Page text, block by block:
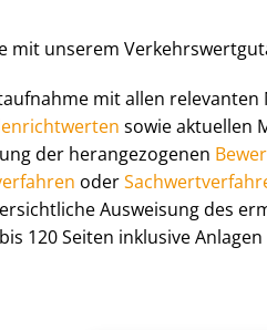
mit unserem
mit allen
sowie aktuellen
der herangezogenen
oder
Ausweisung des
120 Seiten inklusive